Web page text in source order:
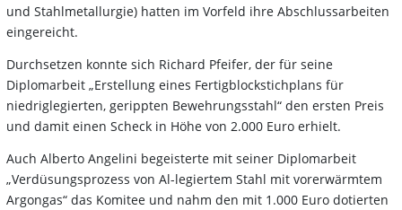
und Stahlmetallurgie) hatten im Vorfeld ihre Abschlussarbeiten
eingereicht.
Durchsetzen konnte sich Richard Pfeifer, der für seine
Diplomarbeit „Erstellung eines Fertigblockstichplans für
niedriglegierten, gerippten Bewehrungsstahl“ den ersten Preis
und damit einen Scheck in Höhe von 2.000 Euro erhielt.
Auch Alberto Angelini begeisterte mit seiner Diplomarbeit
„Verdüsungsprozess von Al-legiertem Stahl mit vorerwärmtem
Argongas“ das Komitee und nahm den mit 1.000 Euro dotierten